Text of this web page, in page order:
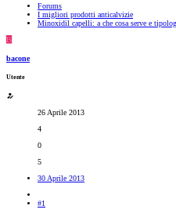
Forums
I migliori prodotti anticalvizie
Minoxidil capelli: a che cosa serve e
B
bacone
Utente
26 Aprile 2013
4
0
5
30 Aprile 2013
#1